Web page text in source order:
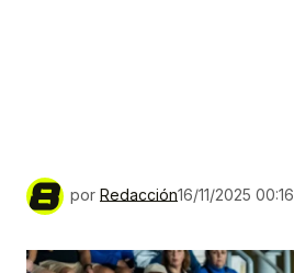
por Redacción16/11/2025 00:16